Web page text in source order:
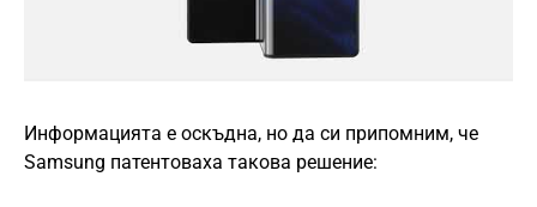
Информацията е оскъдна, но да си припомним, че
Samsung патентоваха такова решение: